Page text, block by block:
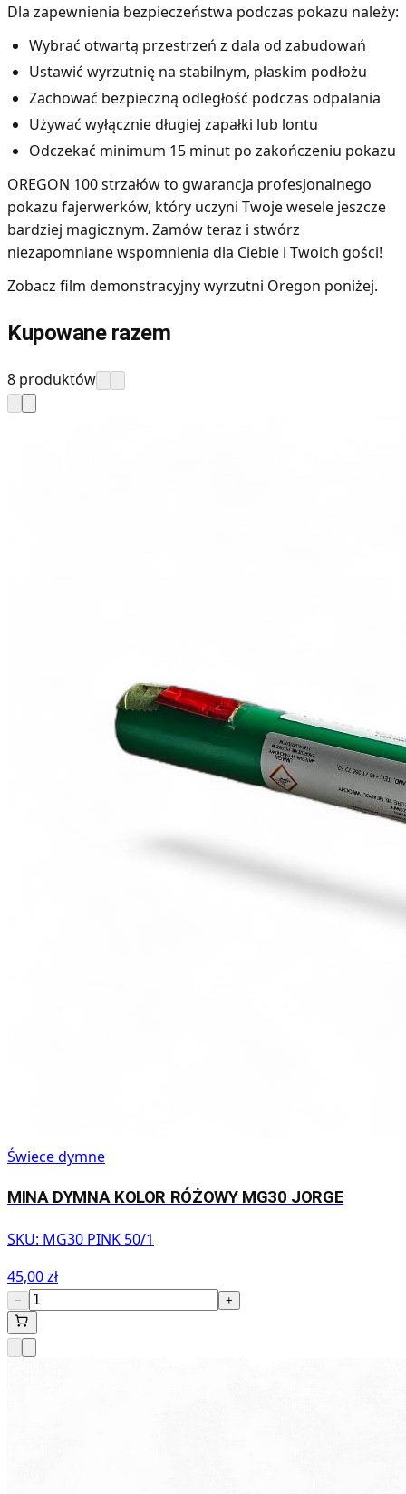
Dla zapewnienia bezpieczeństwa podczas pokazu należy:
Wybrać otwartą przestrzeń z dala od zabudowań
Ustawić wyrzutnię na stabilnym, płaskim podłożu
Zachować bezpieczną odległość podczas odpalania
Używać wyłącznie długiej zapałki lub lontu
Odczekać minimum 15 minut po zakończeniu pokazu
OREGON 100 strzałów to gwarancja profesjonalnego
pokazu fajerwerków, który uczyni Twoje wesele jeszcze
bardziej magicznym. Zamów teraz i stwórz
niezapomniane wspomnienia dla Ciebie i Twoich gości!
Zobacz film demonstracyjny wyrzutni Oregon poniżej.
Kupowane razem
8 produktów
Świece dymne
MINA DYMNA KOLOR RÓŻOWY MG30 JORGE
SKU: MG30 PINK 50/1
45,00 zł
− +